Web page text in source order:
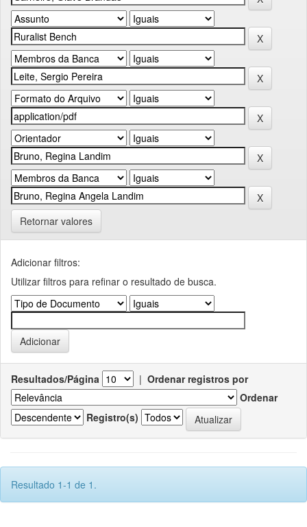
Retornar valores
Adicionar filtros:
Utilizar filtros para refinar o resultado de busca.
Resultados/Página | Ordenar registros por
Ordenar
Registro(s)
Resultado 1-1 de 1.